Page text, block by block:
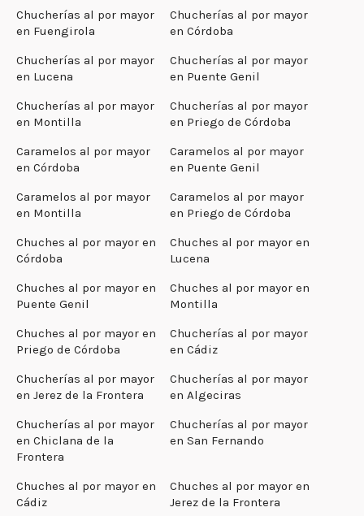
Chucherías al por mayor
en Fuengirola
Chucherías al por mayor
en Córdoba
Chucherías al por mayor
en Lucena
Chucherías al por mayor
en Puente Genil
Chucherías al por mayor
en Montilla
Chucherías al por mayor
en Priego de Córdoba
Caramelos al por mayor
en Córdoba
Caramelos al por mayor
en Puente Genil
Caramelos al por mayor
en Montilla
Caramelos al por mayor
en Priego de Córdoba
Chuches al por mayor en
Córdoba
Chuches al por mayor en
Lucena
Chuches al por mayor en
Puente Genil
Chuches al por mayor en
Montilla
Chuches al por mayor en
Priego de Córdoba
Chucherías al por mayor
en Cádiz
Chucherías al por mayor
en Jerez de la Frontera
Chucherías al por mayor
en Algeciras
Chucherías al por mayor
en Chiclana de la
Frontera
Chucherías al por mayor
en San Fernando
Chuches al por mayor en
Cádiz
Chuches al por mayor en
Jerez de la Frontera